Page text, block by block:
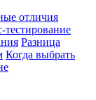
отличия
тестирование
Разница
Когда выбрать